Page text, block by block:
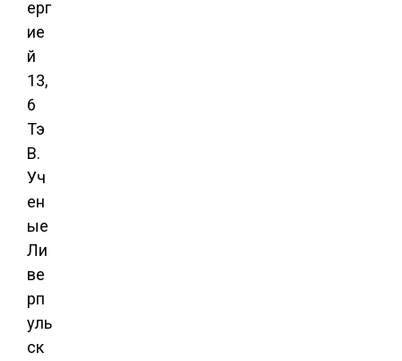
ерг
ие
й
13,
6
Тэ
В.
Уч
ен
ые
Ли
ве
рп
уль
ск